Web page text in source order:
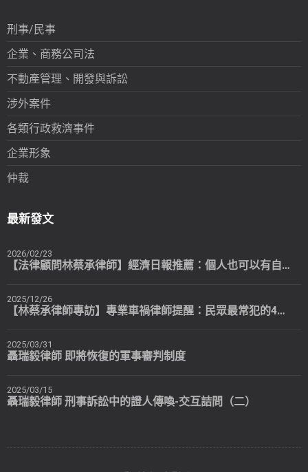
刑事/民事
企業、商務公司法
不動產管理、開發與訴訟
涉外案件
各類行政救濟事件
企業形象
仲裁
最新發文
2026/02/23
【法律顧問林蔡承律師】經濟日報推薦：個人也可以有自己專屬的法律顧問
2025/12/26
【林蔡承律師專訪】專業車禍律師提醒：民眾最常犯的4個錯誤
2025/03/31
聶瑞毅律師 即將恢復的軍事審判制度
2025/03/15
聶瑞毅律師 刑事訴訟中的證人傳喚-交互詰問（二）